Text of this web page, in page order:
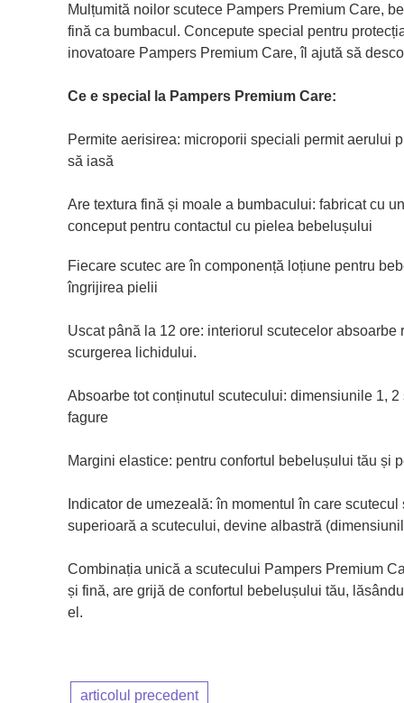
Mulțumită noilor scutece Pampers Premium Care,
fină ca bumbacul. Concepute special pentru
inovatoare Pampers Premium Care, îl ajută să
Ce e special la Pampers Premium Care:
Permite aerisirea: microporii speciali permit aerului
să iasă
Are textura fină și moale a bumbacului: fabricat cu
conceput pentru contactul cu pielea bebelușului
Fiecare scutec are în componență loțiune pentru
îngrijirea pielii
Uscat până la 12 ore: interiorul scutecelor
scurgerea lichidului.
Absoarbe tot conținutul scutecului: dimensiunile 1,
fagure
Margini elastice: pentru confortul bebelușului tău și
Indicator de umezeală: în momentul în care
superioară a scutecului, devine albastră
Combinația unică a scutecului Pampers Premium
și fină, are grijă de confortul bebelușului tău,
el.
articolul precedent